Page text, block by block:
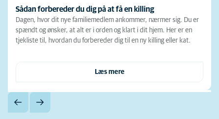
Sådan forbereder du dig på at få en killing
Dagen, hvor dit nye familiemedlem ankommer, nærmer sig. Du er
spændt og ønsker, at alt er i orden og klart i dit hjem. Her er en
tjekliste til, hvordan du forbereder dig til en ny killing eller kat.
Læs mere